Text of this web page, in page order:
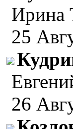
Ирина
25
26